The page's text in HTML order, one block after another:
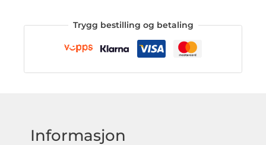
Trygg bestilling og betaling
Informasjon